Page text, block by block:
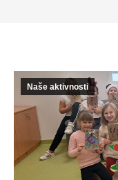
Naše aktivnosti